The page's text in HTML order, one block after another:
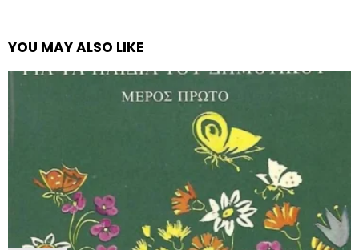
YOU MAY ALSO LIKE